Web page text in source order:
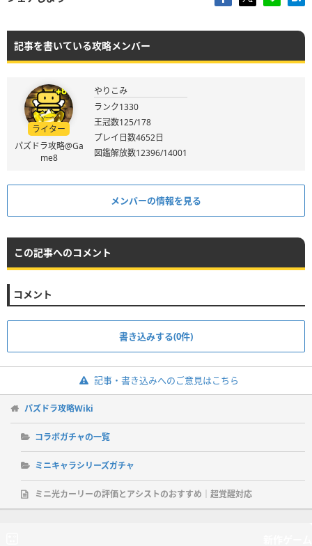
記事を書いている攻略メンバー
ライター
パズドラ攻略@Ga
me8
やりこみ
ランク1330
王冠数125/178
プレイ日数4652日
図鑑解放数12396/14001
メンバーの情報を見る
この記事へのコメント
コメント
書き込みする(0件)
記事・書き込みへのご意見はこちら
パズドラ攻略Wiki
コラボガチャの一覧
ミニキャラシリーズガチャ
ミニ光カーリーの評価とアシストのおすすめ｜超覚醒対応